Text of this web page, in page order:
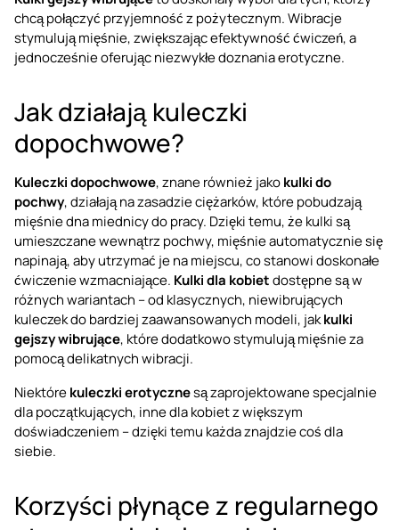
chcą połączyć przyjemność z pożytecznym. Wibracje
stymulują mięśnie, zwiększając efektywność ćwiczeń, a
jednocześnie oferując niezwykłe doznania erotyczne.
Jak działają kuleczki
dopochwowe?
Kuleczki dopochwowe, znane również jakokulki do
pochwy, działają na zasadzie ciężarków, które pobudzają
mięśnie dna miednicy do pracy. Dzięki temu, że kulki są
umieszczane wewnątrz pochwy, mięśnie automatycznie się
napinają, aby utrzymać je na miejscu, co stanowi doskonałe
ćwiczenie wzmacniające. Kulki dla kobietdostępne są w
różnych wariantach – od klasycznych, niewibrujących
kuleczek do bardziej zaawansowanych modeli, jakkulki
gejszy wibrujące, które dodatkowo stymulują mięśnie za
pomocą delikatnych wibracji.
Niektórekuleczki erotycznesą zaprojektowane specjalnie
dla początkujących, inne dla kobiet z większym
doświadczeniem – dzięki temu każda znajdzie coś dla
siebie.
Korzyści płynące z regularnego